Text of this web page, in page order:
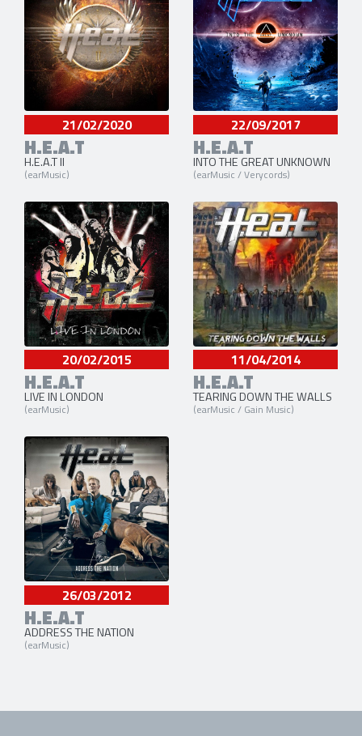
21/02/2020
H.E.A.T
H.E.A.T II
(earMusic)
22/09/2017
H.E.A.T
INTO THE GREAT UNKNOWN
(earMusic / Verycords)
20/02/2015
H.E.A.T
LIVE IN LONDON
(earMusic)
11/04/2014
H.E.A.T
TEARING DOWN THE WALLS
(earMusic / Gain Music)
26/03/2012
H.E.A.T
ADDRESS THE NATION
(earMusic)